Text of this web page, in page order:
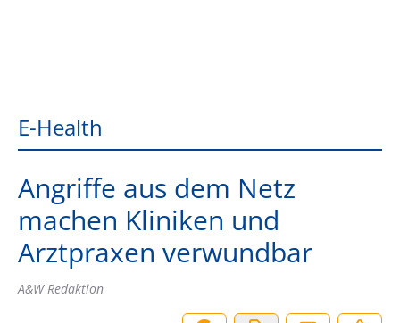
E-Health
Angriffe aus dem Netz
machen Kliniken und
Arztpraxen verwundbar
A&W Redaktion